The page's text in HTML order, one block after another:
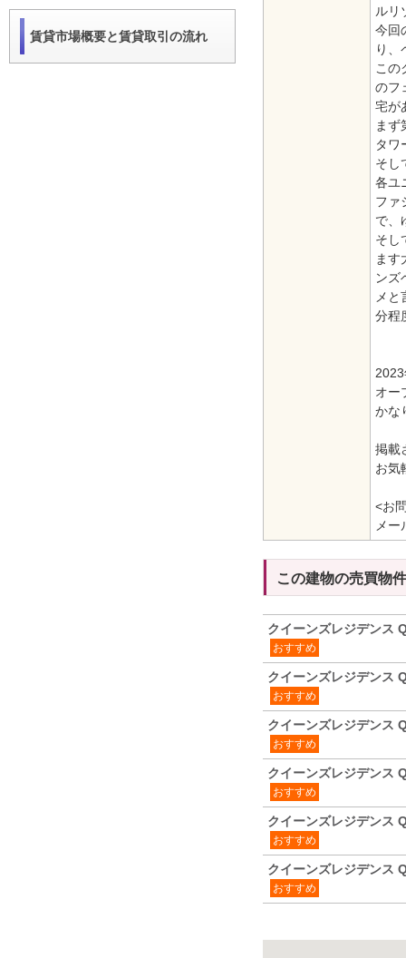
賃貸市場概要と賃貸取引の流れ
ルリ
今回
り、
この
のフ
宅が
まず
タワ
そし
各ユ
ファ
で、
そし
ます
ンズ
メ
分程
オー
かな
掲載
お気
<お
メ
この建物の売買物件
クイーンズレジデンス
おすすめ
クイーンズレジデンス
おすすめ
クイーンズレジデンス
おすすめ
クイーンズレジデンス
おすすめ
クイーンズレジデンス
おすすめ
クイーンズレジデンス
おすすめ